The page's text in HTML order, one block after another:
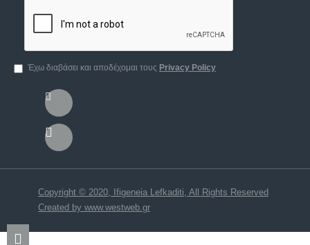
Έχω διαβάσει και αποδέχομαι τους Privacy Policy
Copyright © 2020, Ifigeneia Lefkaditi, All Rights Reserved
Created by www.westweb.gr